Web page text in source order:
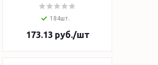
184шт.
173.13 руб./шт